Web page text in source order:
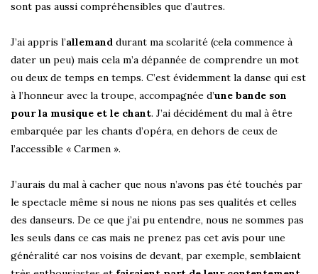
sont pas aussi compréhensibles que d’autres.
J’ai appris l’allemand durant ma scolarité (cela commence à
dater un peu) mais cela m’a dépannée de comprendre un mot
ou deux de temps en temps. C’est évidemment la danse qui est
à l’honneur avec la troupe, accompagnée d’une bande son
pour la musique et le chant. J’ai décidément du mal à être
embarquée par les chants d’opéra, en dehors de ceux de
l’accessible « Carmen ».
J’aurais du mal à cacher que nous n’avons pas été touchés par
le spectacle même si nous ne nions pas ses qualités et celles
des danseurs. De ce que j’ai pu entendre, nous ne sommes pas
les seuls dans ce cas mais ne prenez pas cet avis pour une
généralité car nos voisins de devant, par exemple, semblaient